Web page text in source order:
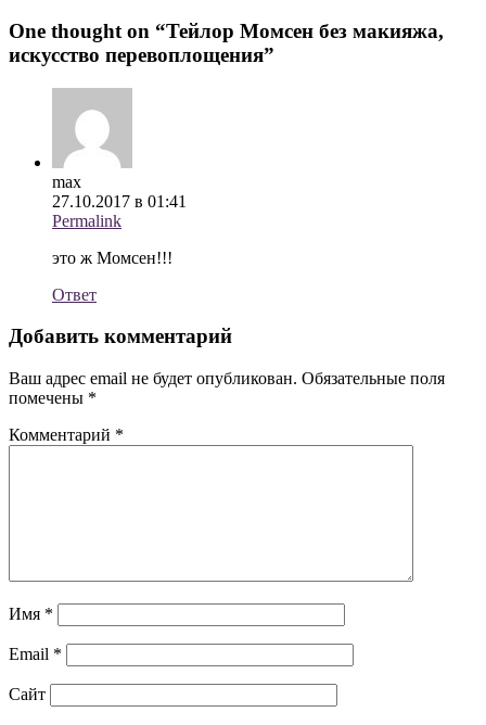
One thought on “Тейлор Момсен без макияжа,
искусство перевоплощения”
max
27.10.2017 в 01:41
Permalink
это ж Момсен!!!
Ответ
Добавить комментарий
Ваш адрес email не будет опубликован. Обязательные поля
помечены *
Комментарий *
Имя *
Email *
Сайт